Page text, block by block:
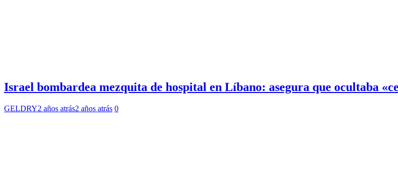
Israel bombardea mezquita de hospital en Líbano: asegura que ocultaba
GELDRY2 años atrás2 años atrás 0